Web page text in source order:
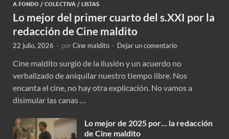
A FONDO / COLECTIVA / LISTAS
Lo mejor del primer cuarto del s.XXI por la
redacción de Cine maldito
22 julio, 2026 - porCine maldito - Dejar un comentario
Cine maldito surgió de la ilusión y un acuerdo no
verbalizado de aniquilar nuestro tiempo libre. Nos
encanta el cine, no hay otra explicación. No vamos a
disimular las canas …
Lo mejor de 2025 por… la redacción
de Cine maldito